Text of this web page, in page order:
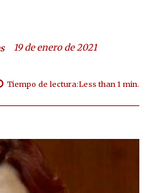
19 de enero de 2021
Tiempo de lectura:Less than 1 min.